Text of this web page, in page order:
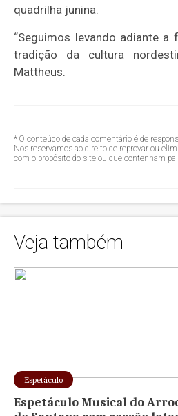
quadrilha junina.
“Seguimos levando adiante a
tradição da cultura
Mattheus.
* O conteúdo de cada comentário é de
Nos reservamos ao direito de reprovar ou
com o propósito do site ou que contenham
Veja também
Espetáculo
Espetáculo Musical do